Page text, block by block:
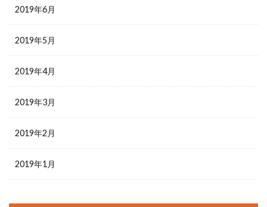
2019年6月
2019年5月
2019年4月
2019年3月
2019年2月
2019年1月